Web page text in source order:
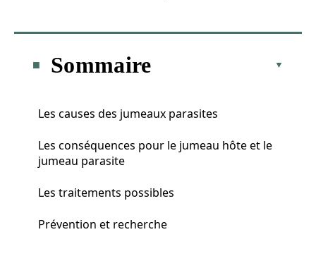
Sommaire
Les causes des jumeaux parasites
Les conséquences pour le jumeau hôte et le
jumeau parasite
Les traitements possibles
Prévention et recherche